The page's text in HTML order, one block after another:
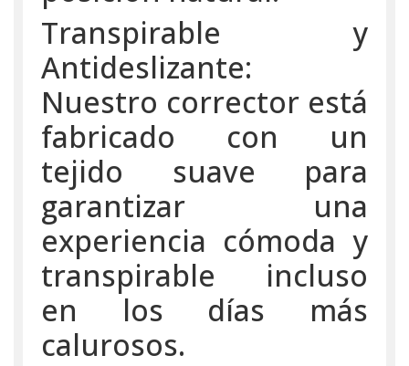
Transpirable y
Antideslizante:
Nuestro corrector está
fabricado con un
tejido suave para
garantizar una
experiencia cómoda y
transpirable incluso
en los días más
calurosos.